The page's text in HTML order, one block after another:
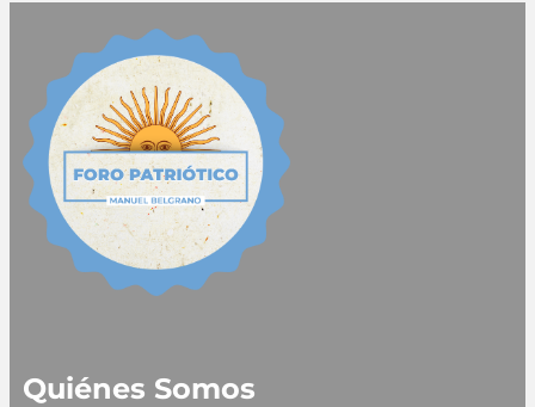
Quiénes Somos